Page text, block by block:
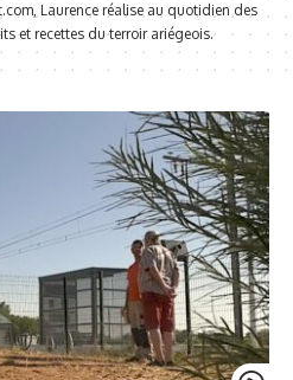
Laurence réalise au quotidien des
et recettes du terroir ariégeois.